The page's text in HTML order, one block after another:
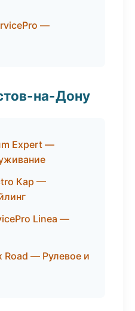
—
на-Дону
Expert —
Кар —
Linea —
Road — Рулевое и